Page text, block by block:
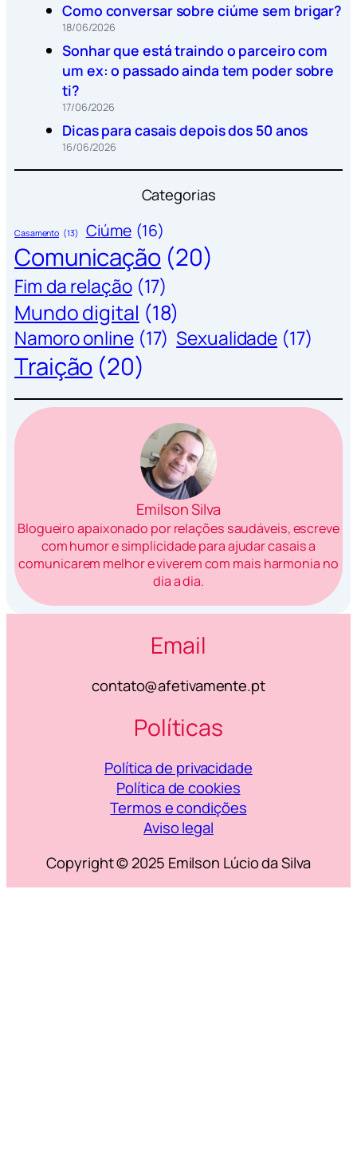
Como conversar sobre ciúme sem brigar?
18/06/2026
Sonhar que está traindo o parceiro com
um ex: o passado ainda tem poder sobre
ti?
17/06/2026
Dicas para casais depois dos 50 anos
16/06/2026
Categorias
Casamento (13) Ciúme (16)
Comunicação (20)
Fim da relação (17)
Mundo digital (18)
Namoro online (17) Sexualidade (17)
Traição (20)
Emilson Silva
Blogueiro apaixonado por relações saudáveis, escreve
com humor e simplicidade para ajudar casais a
comunicarem melhor e viverem com mais harmonia no
dia a dia.
Email
contato@afetivamente.pt
Políticas
Política de privacidade
Política de cookies
Termos e condições
Aviso legal
Copyright © 2025 Emilson Lúcio da Silva